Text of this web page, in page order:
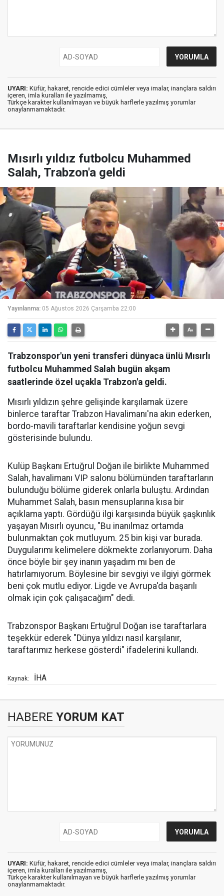
UYARI: Küfür, hakaret, rencide edici cümleler veya imalar, inançlara saldırı
içeren, imla kuralları ile yazılmamış,
Türkçe karakter kullanılmayan ve büyük harflerle yazılmış yorumlar
onaylanmamaktadır.
Mısırlı yıldız futbolcu Muhammed
Salah, Trabzon'a geldi
Yayınlanma: 05 Ağustos 2026 Çarşamba 22:00
Trabzonspor'un yeni transferi dünyaca ünlü Mısırlı
futbolcu Muhammed Salah bugün akşam
saatlerinde özel uçakla Trabzon'a geldi.
Mısırlı yıldızın şehre gelişinde karşılamak üzere
binlerce taraftar Trabzon Havalimanı'na akın ederken,
bordo-mavili taraftarlar kendisine yoğun sevgi
gösterisinde bulundu.
Kulüp Başkanı Ertuğrul Doğan ile birlikte Muhammed
Salah, havalimanı VIP salonu bölümünden taraftarların
bulunduğu bölüme giderek onlarla buluştu. Ardından
Muhammet Salah, basın mensuplarına kısa bir
açıklama yaptı. Gördüğü ilgi karşısında büyük şaşkınlık
yaşayan Mısırlı oyuncu, "Bu inanılmaz ortamda
bulunmaktan çok mutluyum. 25 bin kişi var burada.
Duygularımı kelimelere dökmekte zorlanıyorum. Daha
önce böyle bir şey inanın yaşadım mı ben de
hatırlamıyorum. Böylesine bir sevgiyi ve ilgiyi görmek
beni çok mutlu ediyor. Ligde ve Avrupa'da başarılı
olmak için çok çalışacağım" dedi.
Trabzonspor Başkanı Ertuğrul Doğan ise taraftarlara
teşekkür ederek "Dünya yıldızı nasıl karşılanır,
taraftarımız herkese gösterdi" ifadelerini kullandı.
Kaynak: İHA
HABERE YORUM KAT
UYARI: Küfür, hakaret, rencide edici cümleler veya imalar, inançlara saldırı
içeren, imla kuralları ile yazılmamış,
Türkçe karakter kullanılmayan ve büyük harflerle yazılmış yorumlar
onaylanmamaktadır.